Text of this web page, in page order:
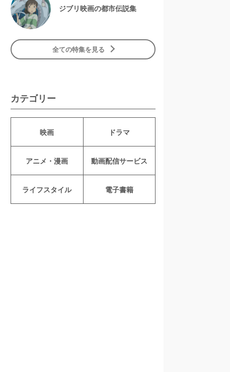
ジブリ映画の都市伝説集
全ての特集を見る
カテゴリー
映画 ドラマ
アニメ・漫画 動画配信サービス
ライフスタイル 電子書籍